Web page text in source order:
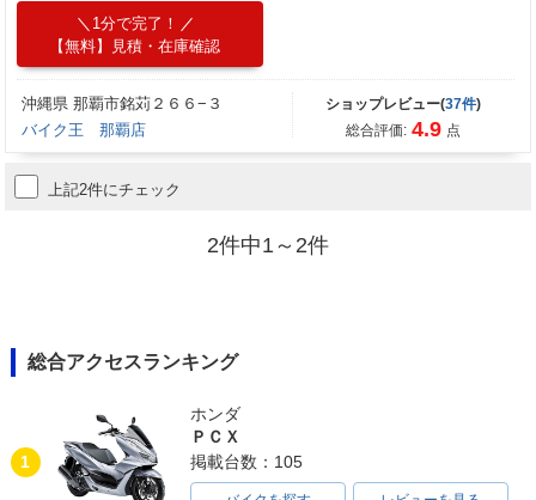
1分で完了！
【無料】見積・在庫確認
沖縄県 那覇市銘苅２６６−３
バイク王 那覇店
ショップレビュー(37件)
総合評価: 4.9 点
上記2件にチェック
2件中1～2件
総合アクセスランキング
1
ホンダ
ＰＣＸ
掲載台数：105